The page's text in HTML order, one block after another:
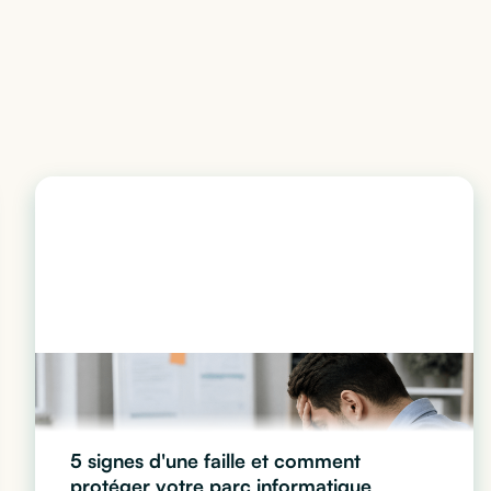
5 signes d'une faille et comment
protéger votre parc informatique